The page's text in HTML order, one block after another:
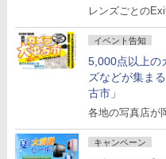
レンズごとの
イベント告知
5,000点以上の
ズなどが集ま
古市」
各地の写真店が
キャンペーン